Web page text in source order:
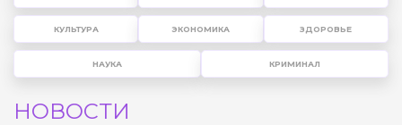
КУЛЬТУРА ЭКОНОМИКА ЗДОРОВЬЕ
НАУКА КРИМИНАЛ
НОВОСТИ